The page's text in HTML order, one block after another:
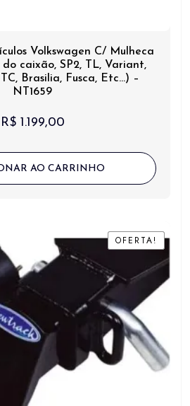
Volkswagen C/ Mulheca
caixão, SP2, TL, Variant,
Brasilia, Fusca, Etc…) –
NT1659
R$1.199,00
AO CARRINHO
OFERTA!
OFERTA!